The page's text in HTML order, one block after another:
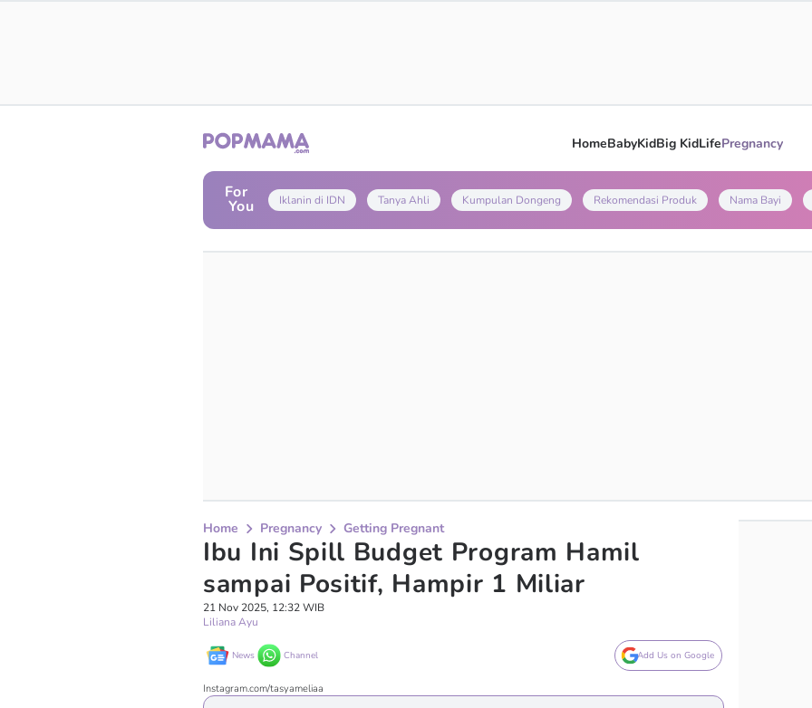
HomeBabyKidBig KidLifePregnancy
For
You Iklanin di IDN Tanya Ahli Kumpulan Dongeng Rekomendasi Produk Nama Bayi
Home Pregnancy Getting Pregnant
Ibu Ini Spill Budget Program Hamil
sampai Positif, Hampir 1 Miliar
21 Nov 2025, 12:32 WIB
Liliana Ayu
News Channel Add Us on Google
Instagram.com/tasyameliaa